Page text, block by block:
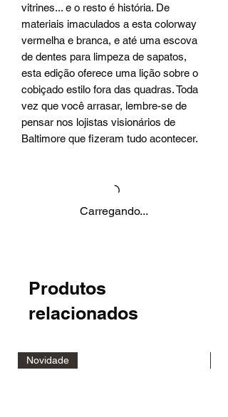
vitrines... e o resto é história. De
materiais imaculados a esta colorway
vermelha e branca, e até uma escova
de dentes para limpeza de sapatos,
esta edição oferece uma lição sobre o
cobiçado estilo fora das quadras. Toda
vez que você arrasar, lembre-se de
pensar nos lojistas visionários de
Baltimore que fizeram tudo acontecer.
Carregando...
Produtos
relacionados
Novidade